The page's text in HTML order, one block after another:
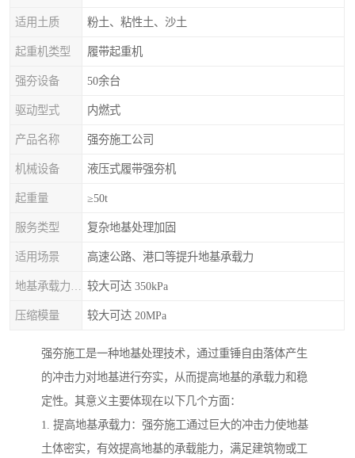
适用土质 粉土、粘性土、沙土
起重机类型 履带起重机
强夯设备 50余台
驱动型式 内燃式
产品名称 强夯施工公司
机械设备 液压式履带强夯机
起重量 ≥50t
服务类型 复杂地基处理加固
适用场景 高速公路、港口等提升地基承载力
较大可达 350kPa
压缩模量 较大可达 20MPa
强夯施工是一种地基处理技术，通过重锤自由落体产生
的冲击力对地基进行夯实，从而提高地基的承载力和稳
定性。其意义主要体现在以下几个方面：
1. 提高地基承载力：强夯施工通过巨大的冲击力使地基
土体密实，有效提高地基的承载能力，满足建筑物或工